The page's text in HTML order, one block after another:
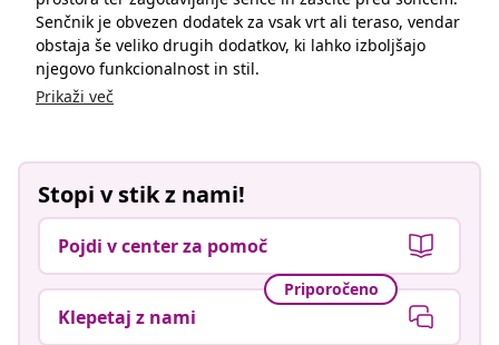
Priporočeno
Klepetaj z nami
Živite za manj